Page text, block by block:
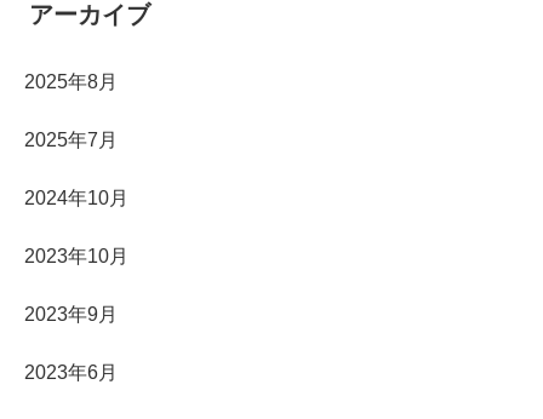
アーカイブ
2025年8月
2025年7月
2024年10月
2023年10月
2023年9月
2023年6月